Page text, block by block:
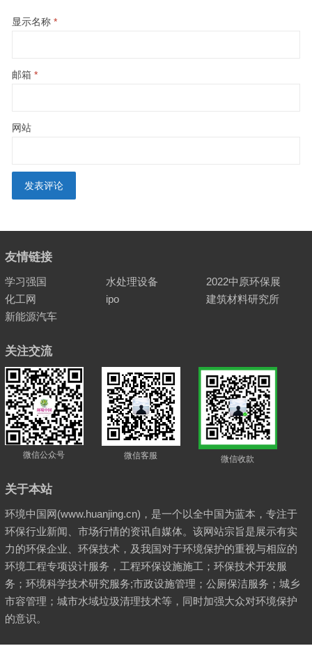
显示名称 *
邮箱 *
网站
友情链接
学习强国 水处理设备
2022中原环保展
化工网
ipo
建筑材料研究所
新能源汽车
关注交流
微信公众号 微信客服 微信收款
关于本站
环境中国网(www.huanjing.cn)，是一个以全中国为蓝本，专注于
环保行业新闻、市场行情的资讯自媒体。该网站宗旨是展示有实
力的环保企业、环保技术，及我国对于环境保护的重视与相应的
环境工程专项设计服务，工程环保设施施工；环保技术开发服
务；环境科学技术研究服务;市政设施管理；公厕保洁服务；城乡
市容管理；城市水域垃圾清理技术等，同时加强大众对环境保护
的意识。